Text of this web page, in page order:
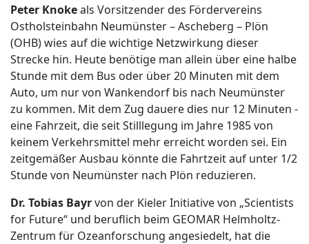
Peter Knokeals Vorsitzender des Fördervereins
Ostholsteinbahn Neumünster – Ascheberg – Plön
(OHB) wies auf die wichtige Netzwirkung dieser
Strecke hin. Heute benötige man allein über eine halbe
Stunde mit dem Bus oder über 20 Minuten mit dem
Auto, um nur von Wankendorf bis nach Neumünster
zu kommen. Mit dem Zug dauere dies nur 12 Minuten -
eine Fahrzeit, die seit Stilllegung im Jahre 1985 von
keinem Verkehrsmittel mehr erreicht worden sei. Ein
zeitgemäßer Ausbau könnte die Fahrtzeit auf unter 1/2
Stunde von Neumünster nach Plön reduzieren.
Dr. Tobias Bayrvon der Kieler Initiative von „Scientists
for Future“ und beruflich beim GEOMAR Helmholtz-
Zentrum für Ozeanforschung angesiedelt, hat die